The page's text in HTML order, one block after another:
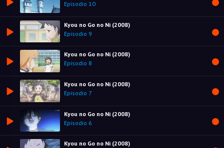
Episodio 10
Kyou no Go no Ni (2008)
Episodio 9
Kyou no Go no Ni (2008)
Episodio 8
Kyou no Go no Ni (2008)
Episodio 7
Kyou no Go no Ni (2008)
Episodio 6
Kyou no Go no Ni (2008)